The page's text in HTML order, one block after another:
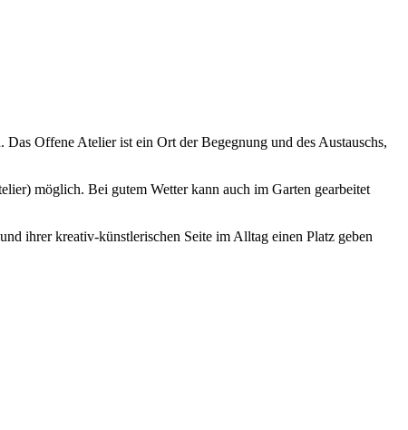
Offene Atelier ist ein Ort der Begegnung und des Austauschs,
möglich. Bei gutem Wetter kann auch im Garten gearbeitet
ihrer kreativ-künstlerischen Seite im Alltag einen Platz geben